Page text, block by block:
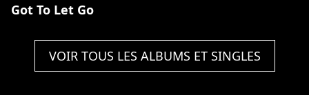
Got To Let Go
VOIR TOUS LES ALBUMS ET SINGLES